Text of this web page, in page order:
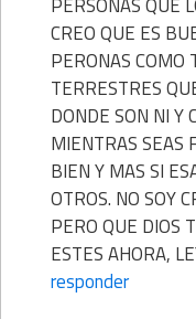
CREO QUE ES
PERONAS COMO
TERRESTRES
DONDE SON NI Y
MIENTRAS SEAS
BIEN Y MAS SI
OTROS. NO SOY
PERO QUE DIOS
ESTES AHORA,
responder